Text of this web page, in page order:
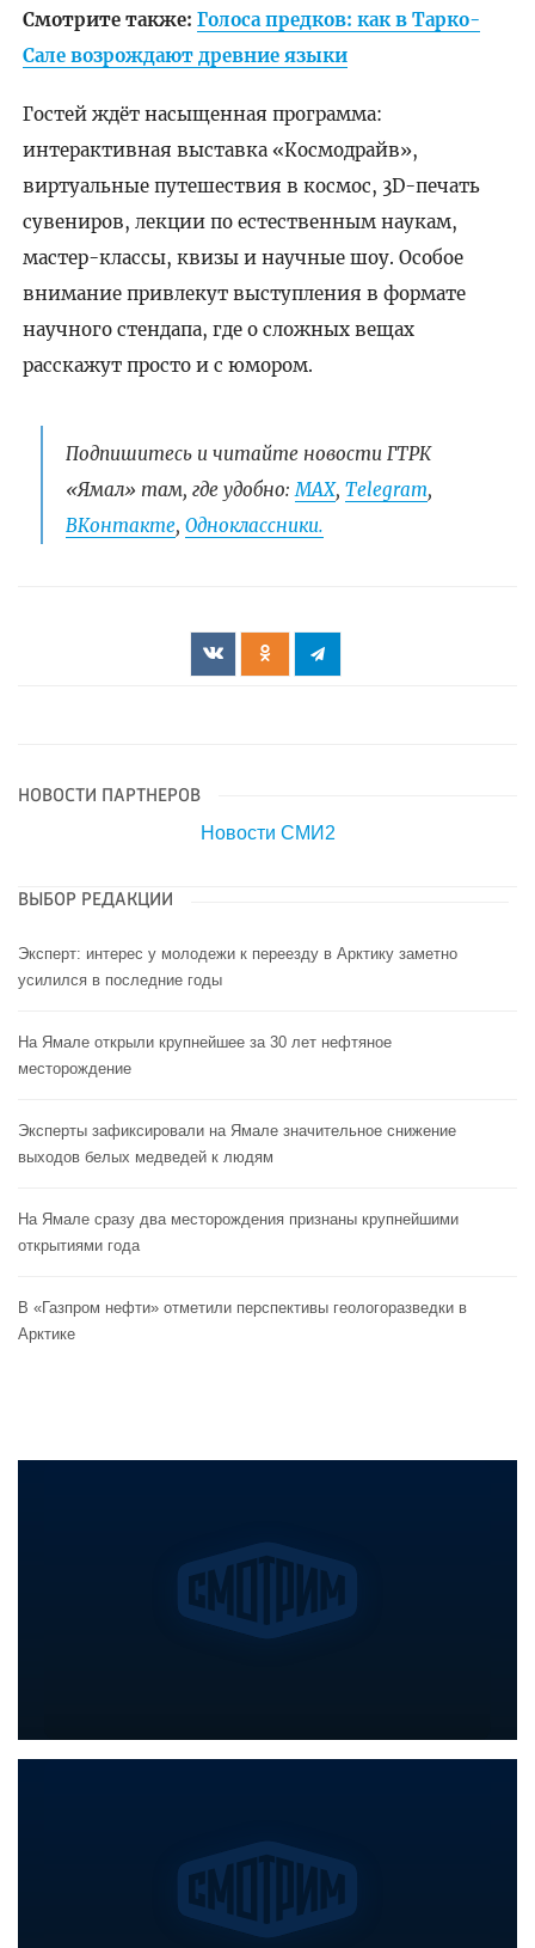
Смотрите также: Голоса предков: как в Тарко-
Сале возрождают древние языки
Гостей ждёт насыщенная программа:
интерактивная выставка «Космодрайв»,
виртуальные путешествия в космос, 3D-печать
сувениров, лекции по естественным наукам,
мастер-классы, квизы и научные шоу. Особое
внимание привлекут выступления в формате
научного стендапа, где о сложных вещах
расскажут просто и с юмором.
Подпишитесь и читайте новости ГТРК
«Ямал» там, где удобно:МАХ, Telegram,
ВКонтакте, Одноклассники.
НОВОСТИ ПАРТНЕРОВ
Новости СМИ2
ВЫБОР РЕДАКЦИИ
Эксперт: интерес у молодежи к переезду в Арктику заметно
усилился в последние годы
На Ямале открыли крупнейшее за 30 лет нефтяное
месторождение
Эксперты зафиксировали на Ямале значительное снижение
выходов белых медведей к людям
На Ямале сразу два месторождения признаны крупнейшими
открытиями года
В «Газпром нефти» отметили перспективы геологоразведки в
Арктике